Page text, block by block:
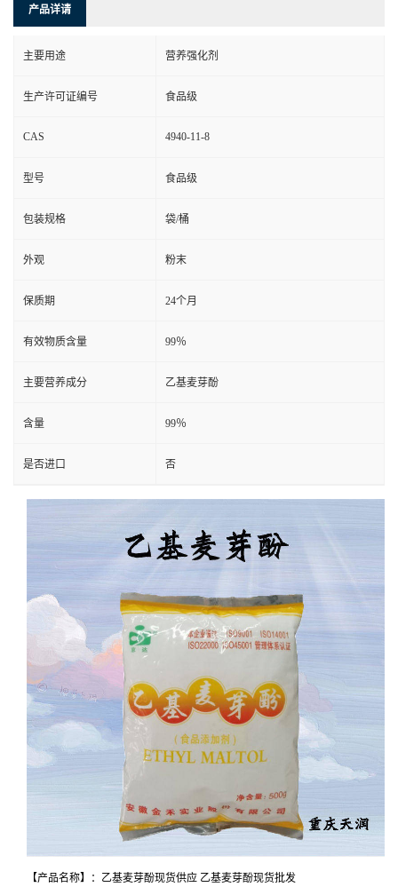
产品详请
主要用途 营养强化剂
生产许可证编号 食品级
CAS 4940-11-8
型号 食品级
包装规格 袋/桶
外观 粉末
保质期 24个月
有效物质含量 99％
主要营养成分 乙基麦芽酚
含量 99％
是否进口 否
【产品名称】：乙基麦芽酚现货供应 乙基麦芽酚现货批发